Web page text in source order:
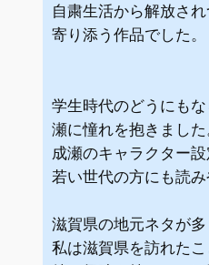
自粛生活から解放さ
寄り添う作品でした。
学生時代のどうにも
瀬に憧れを抱きました
成瀬のキャラクター
若い世代の方にも読
滋賀県の地元ネタが多
私は滋賀県を訪れた